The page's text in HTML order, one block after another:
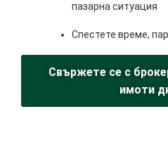
пазарна ситуация
Спестете време,
Свържете се с
имоти